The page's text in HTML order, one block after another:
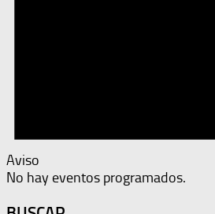
Aviso
No hay eventos programados.